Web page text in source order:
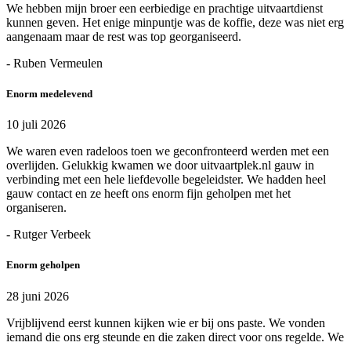
We hebben mijn broer een eerbiedige en prachtige uitvaartdienst
kunnen geven. Het enige minpuntje was de koffie, deze was niet erg
aangenaam maar de rest was top georganiseerd.
- Ruben Vermeulen
Enorm medelevend
10 juli 2026
We waren even radeloos toen we geconfronteerd werden met een
overlijden. Gelukkig kwamen we door uitvaartplek.nl gauw in
verbinding met een hele liefdevolle begeleidster. We hadden heel
gauw contact en ze heeft ons enorm fijn geholpen met het
organiseren.
- Rutger Verbeek
Enorm geholpen
28 juni 2026
Vrijblijvend eerst kunnen kijken wie er bij ons paste. We vonden
iemand die ons erg steunde en die zaken direct voor ons regelde. We